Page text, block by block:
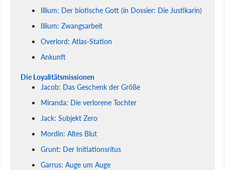
Illium: Der biotische Gott (in Dossier: Die Justikarin)
Illium: Zwangsarbeit
Overlord: Atlas-Station
Ankunft
Die Loyalitätsmissionen
Jacob: Das Geschenk der Größe
Miranda: Die verlorene Tochter
Jack: Subjekt Zero
Mordin: Altes Blut
Grunt: Der Initiationsritus
Garrus: Auge um Auge